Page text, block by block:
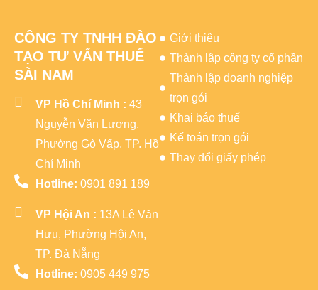
CÔNG TY TNHH ĐÀO
TẠO TƯ VẤN THUẾ
SÀI NAM
VP Hồ Chí Minh : 43
Nguyễn Văn Lượng,
Phường Gò Vấp, TP. Hồ
Chí Minh
Hotline: 0901 891 189
VP Hội An : 13A Lê Văn
Hưu, Phường Hội An,
TP. Đà Nẵng
Hotline: 0905 449 975
Giới thiệu
Thành lập công ty cổ phần
Thành lập doanh nghiệp
trọn gói
Khai báo thuế
Kế toán trọn gói
Thay đổi giấy phép